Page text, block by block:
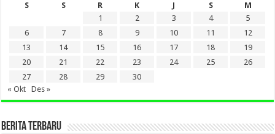
S
S R K J S
M
1
2 3 4
5
6
7 8 9 10 11
12
13
14 15 16 17 18
19
20
21 22 23 24 25
26
27
28 29
30
« Okt
Des »
BERITA TERBARU